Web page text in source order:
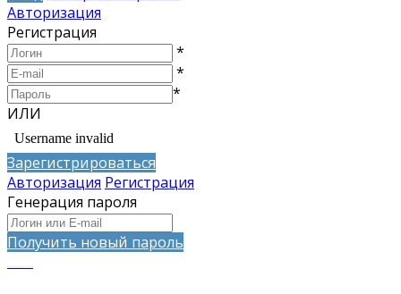
Авторизация
Регистрация
*
*
*
ИЛИ
Зарегистрироваться
Авторизация Регистрация
Генерация пароля
Получить новый пароль